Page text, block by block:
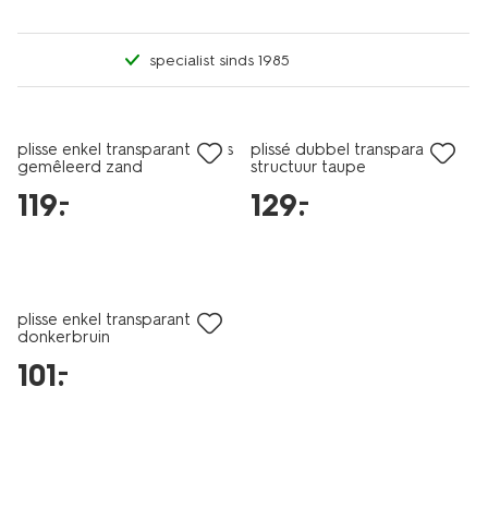
specialist sinds 1985
plisse enkel transparant glans
gemêleerd zand
119.
–
plissé dubbel transparant
structuur taupe
129.
–
plisse enkel transparant uni
donkerbruin
101.
–